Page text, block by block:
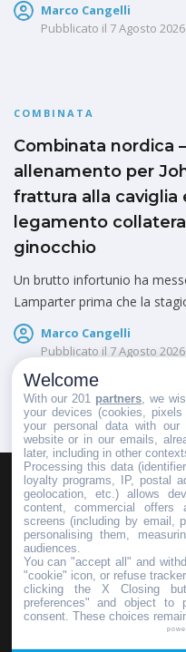
Marco Cangelli
Pubblicato il 7 Agosto 2026
COMBINATA
Combinata nordica
allenamento per
frattura alla caviglia
legamento
ginocchio
Un brutto infortunio ha
Lamparter prima che la
Marco Cangelli
Pubblicato il 7 Agosto 2026
HOMEPAGEREDAZIONEINVIA
PUBBLICITÀSCRIVI AL
Copyright © 2016 - 2025 ASD
Welcome
With our 201 partners , we
your devices (cookies,
your personal data with
website or in our emails,
later, including in other
Processing this data
loyalty programs, IP, postal
geolocation, etc.) allows
content, commercial
screens (including by email,
personalising them,
audiences.
You can "accept all" and
"cookie" icon, or refuse
clicking the X Closing
preferences" and object to
consent. These choices